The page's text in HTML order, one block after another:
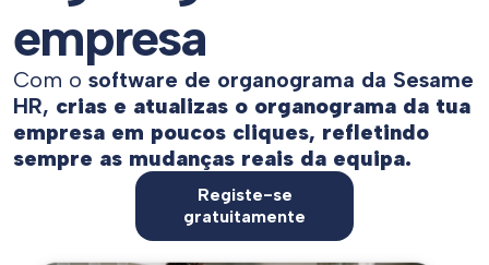
empresa
Com o software de organograma da Sesame
HR, crias e atualizas o organograma da tua
empresa em poucos cliques, refletindo
sempre as mudanças reais da equipa.
Registe-se
gratuitamente